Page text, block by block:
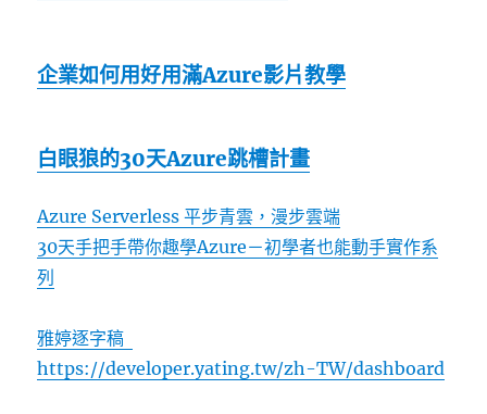
企業如何用好用滿Azure影片教學
白眼狼的30天Azure跳槽計畫
Azure Serverless 平步青雲，漫步雲端
30天手把手帶你趣學Azure－初學者也能動手實作系
列
雅婷逐字稿
https://developer.yating.tw/zh-TW/dashboard